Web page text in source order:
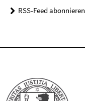
RSS-Feed abonnieren